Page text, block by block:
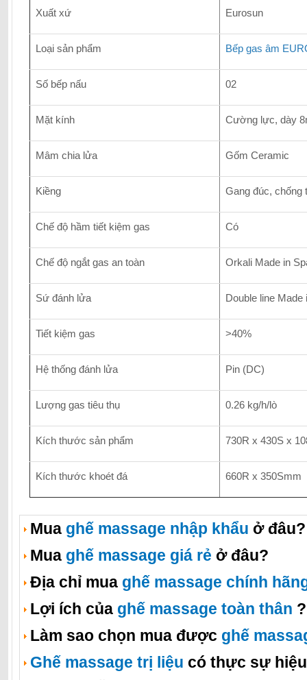
Xuất xứ Eurosun
Loại sản phẩm Bếp gas âm
Số bếp nấu 02
Mặt kính Cường lực, dày
Mâm chia lửa Gốm Ceramic
Kiềng Gang đúc, chống
Chế độ hầm tiết kiệm gas Có
Chế độ ngắt gas an toàn Orkali Made in
Sứ đánh lửa Double line Made
Tiết kiệm gas >40%
Hệ thống đánh lửa Pin (DC)
Lượng gas tiêu thụ 0.26 kg/h/lò
Kích thước sản phẩm 730R x 430S x
Kích thước khoét đá 660R x 350Smm
Mua ghế massage nhập khẩu ở đâu?
Mua ghế massage giá rẻ ở đâu?
Địa chỉ mua ghế massage chính
Lợi ích của ghế massage toàn thân ?
Làm sao chọn mua được ghế
Ghế massage trị liệu có thực sự